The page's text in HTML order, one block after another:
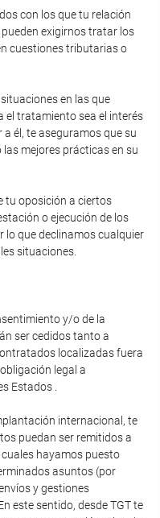
con los que tu relación
exigirnos tratar los
cuestiones tributarias o
en las que
el tratamiento sea el interés
él, te aseguramos que su
mejores prácticas en su
tu oposición a ciertos
o ejecución de los
que declinamos cualquier
situaciones.
y/o de la
ser cedidos tanto a
localizadas fuera
legal a
Estados .
internacional, te
puedan ser remitidos a
hayamos puesto
asuntos (por
y gestiones
este sentido, desde TGT te